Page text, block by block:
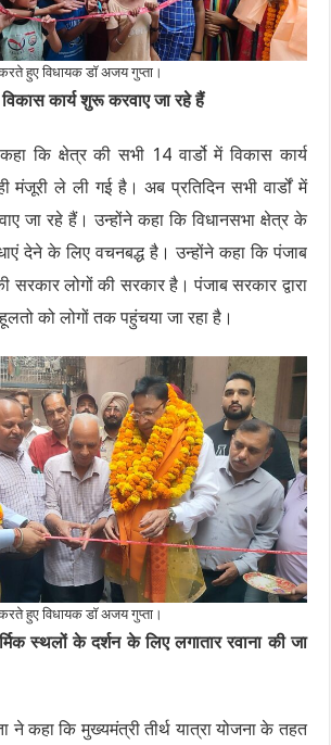
हुए विधायक डॉ अजय गुप्ता।
विकास कार्य शुरू करवाए जा रहे हैं
कि क्षेत्र की सभी 14 वार्डो में विकास कार्य
मंजूरी ले ली गई है। अब प्रतिदिन सभी वार्डों में
जा रहे हैं। उन्होंने कहा कि विधानसभा क्षेत्र के
देने के लिए वचनबद्ध है। उन्होंने कहा कि पंजाब
सरकार लोगों की सरकार है। पंजाब सरकार द्वारा
को लोगों तक पहुंचया जा रहा है।
हुए विधायक डॉ अजय गुप्ता।
स्थलों के दर्शन के लिए लगातार रवाना की जा
ने कहा कि मुख्यमंत्री तीर्थ यात्रा योजना के तहत